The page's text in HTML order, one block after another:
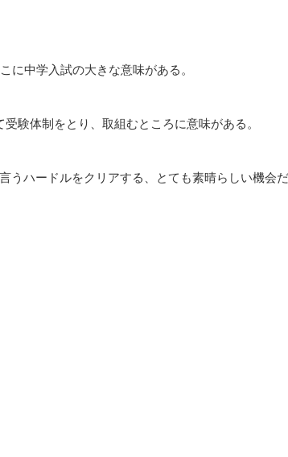
に中学入試の大きな意味がある。
験体制をとり、取組むところに意味がある。
うハードルをクリアする、とても素晴らしい機会